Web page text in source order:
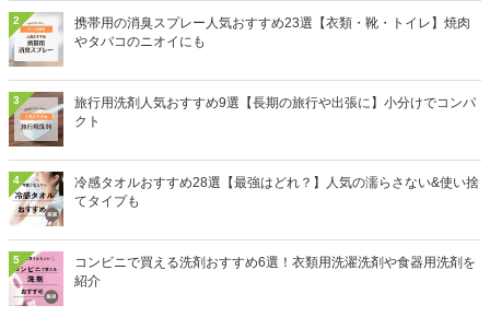
2
携帯用の消臭スプレー人気おすすめ23選【衣類・靴・トイレ】焼肉
やタバコのニオイにも
3
旅行用洗剤人気おすすめ9選【長期の旅行や出張に】小分けでコンパ
クト
4
冷感タオルおすすめ28選【最強はどれ？】人気の濡らさない&使い捨
てタイプも
5
コンビニで買える洗剤おすすめ6選！衣類用洗濯洗剤や食器用洗剤を
紹介